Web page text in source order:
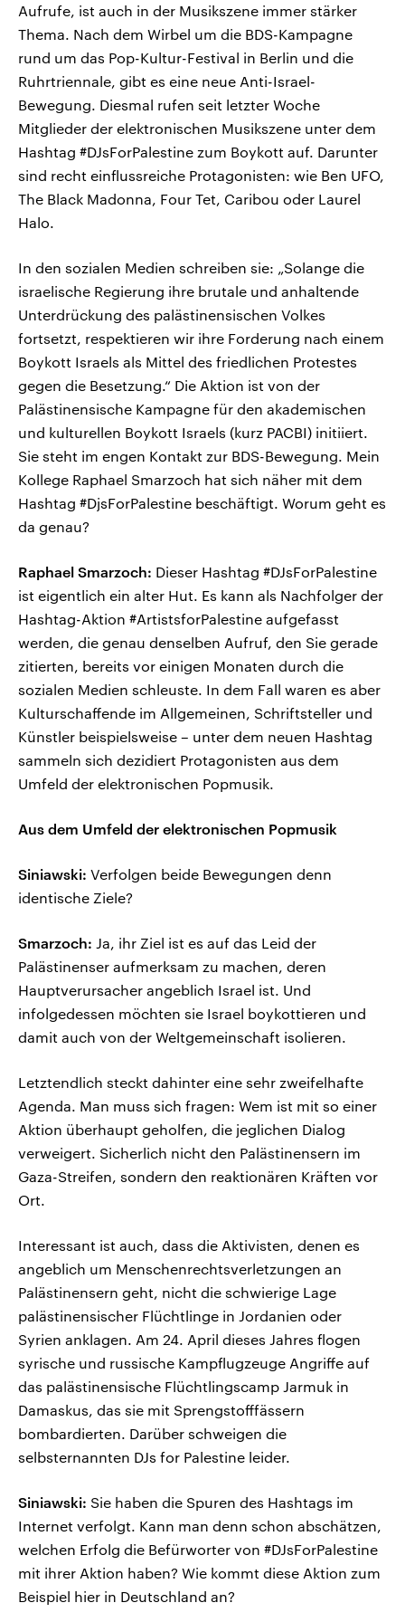
Aufrufe, ist auch in der Musikszene immer stärker
Thema. Nach dem Wirbel um die BDS-Kampagne
rund um das Pop-Kultur-Festival in Berlin und die
Ruhrtriennale, gibt es eine neue Anti-Israel-
Bewegung. Diesmal rufen seit letzter Woche
Mitglieder der elektronischen Musikszene unter dem
Hashtag #DJsForPalestine zum Boykott auf. Darunter
sind recht einflussreiche Protagonisten: wie Ben UFO,
The Black Madonna, Four Tet, Caribou oder Laurel
Halo.
In den sozialen Medien schreiben sie: „Solange die
israelische Regierung ihre brutale und anhaltende
Unterdrückung des palästinensischen Volkes
fortsetzt, respektieren wir ihre Forderung nach einem
Boykott Israels als Mittel des friedlichen Protestes
gegen die Besetzung.“ Die Aktion ist von der
Palästinensische Kampagne für den akademischen
und kulturellen Boykott Israels (kurz PACBI) initiiert.
Sie steht im engen Kontakt zur BDS-Bewegung. Mein
Kollege Raphael Smarzoch hat sich näher mit dem
Hashtag #DjsForPalestine beschäftigt. Worum geht es
da genau?
Raphael Smarzoch: Dieser Hashtag #DJsForPalestine
ist eigentlich ein alter Hut. Es kann als Nachfolger der
Hashtag-Aktion #ArtistsforPalestine aufgefasst
werden, die genau denselben Aufruf, den Sie gerade
zitierten, bereits vor einigen Monaten durch die
sozialen Medien schleuste. In dem Fall waren es aber
Kulturschaffende im Allgemeinen, Schriftsteller und
Künstler beispielsweise – unter dem neuen Hashtag
sammeln sich dezidiert Protagonisten aus dem
Umfeld der elektronischen Popmusik.
Aus dem Umfeld der elektronischen Popmusik
Siniawski: Verfolgen beide Bewegungen denn
identische Ziele?
Smarzoch: Ja, ihr Ziel ist es auf das Leid der
Palästinenser aufmerksam zu machen, deren
Hauptverursacher angeblich Israel ist. Und
infolgedessen möchten sie Israel boykottieren und
damit auch von der Weltgemeinschaft isolieren.
Letztendlich steckt dahinter eine sehr zweifelhafte
Agenda. Man muss sich fragen: Wem ist mit so einer
Aktion überhaupt geholfen, die jeglichen Dialog
verweigert. Sicherlich nicht den Palästinensern im
Gaza-Streifen, sondern den reaktionären Kräften vor
Ort.
Interessant ist auch, dass die Aktivisten, denen es
angeblich um Menschenrechtsverletzungen an
Palästinensern geht, nicht die schwierige Lage
palästinensischer Flüchtlinge in Jordanien oder
Syrien anklagen. Am 24. April dieses Jahres flogen
syrische und russische Kampflugzeuge Angriffe auf
das palästinensische Flüchtlingscamp Jarmuk in
Damaskus, das sie mit Sprengstofffässern
bombardierten. Darüber schweigen die
selbsternannten DJs for Palestine leider.
Siniawski: Sie haben die Spuren des Hashtags im
Internet verfolgt. Kann man denn schon abschätzen,
welchen Erfolg die Befürworter von #DJsForPalestine
mit ihrer Aktion haben? Wie kommt diese Aktion zum
Beispiel hier in Deutschland an?